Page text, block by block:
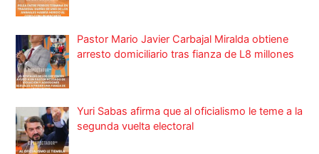
Pastor Mario Javier Carbajal Miralda obtiene
arresto domiciliario tras fianza de L8 millones
Yuri Sabas afirma que al oficialismo le teme a la
segunda vuelta electoral